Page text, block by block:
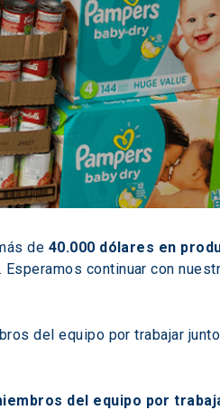
de 40.000 dólares en
continuar con
del equipo por trabajar
del equipo por